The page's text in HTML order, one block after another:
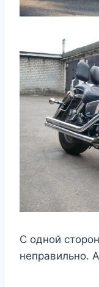
C одной
неправильно.